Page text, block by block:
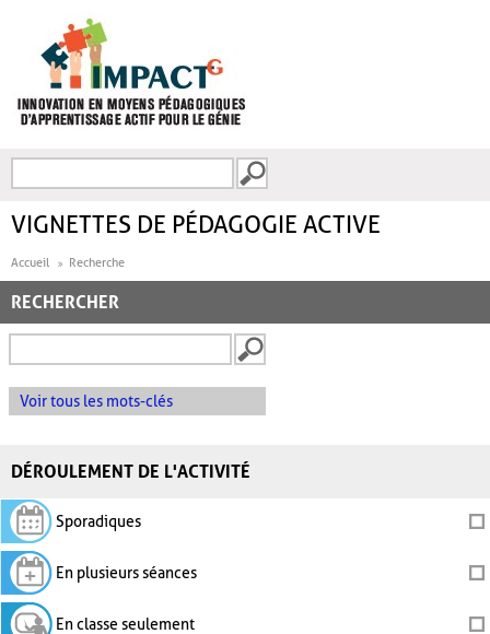
FORMULAIRE DE
VIGNETTES DE PÉDAGOGIE ACTIVE
Accueil Recherche
RECHERCHER
Voir tous les mots-clés
DÉROULEMENT DE L'ACTIVITÉ
Sporadiques
En plusieurs séances
En classe seulement